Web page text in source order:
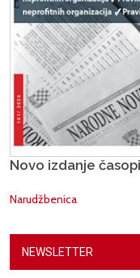
Novo izdanje
Narudžbenica
NEWSLETTER